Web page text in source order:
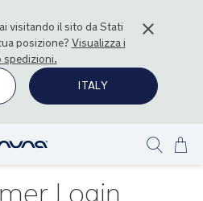
visitando il sito daStati
posizione? Visualizza i
spedizioni.
ITALY
Login